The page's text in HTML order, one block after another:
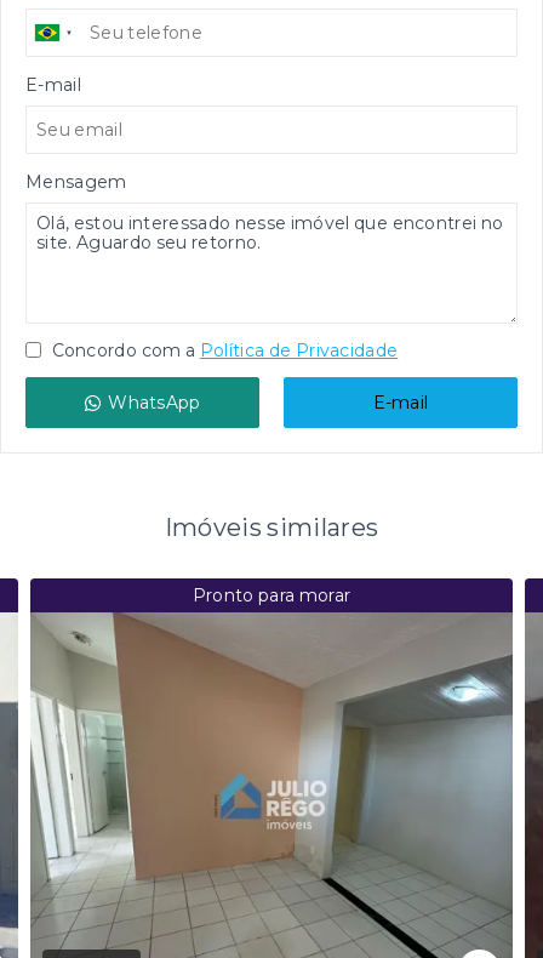
E-mail
Mensagem
Concordo com a Política de Privacidade
WhatsApp E-mail
Imóveis similares
Pronto para morar